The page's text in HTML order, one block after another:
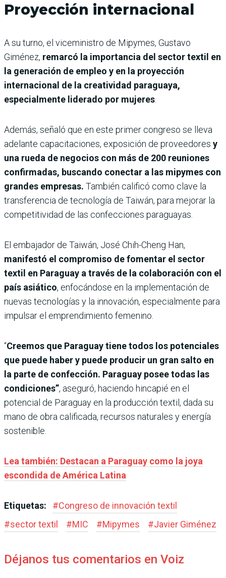
Proyección internacional
A su turno, el viceministro de Mipymes, Gustavo
Giménez, remarcó la importancia del sector textil en
la generación de empleo y en la proyección
internacional de la creatividad paraguaya,
especialmente liderado por mujeres
Además, señaló que en este primer congreso se lleva
adelante capacitaciones, exposición de proveedores y
una rueda de negocios con más de 200 reuniones
confirmadas, buscando conectar a las mipymes con
grandes empresas. También calificó como clave la
transferencia de tecnología de Taiwán, para mejorar la
competitividad de las confecciones paraguayas.
El embajador de Taiwán, José Chih-Cheng Han,
manifestó el compromiso de fomentar el sector
textil en Paraguay a través de la colaboración con el
país asiático, enfocándose en la implementación de
nuevas tecnologías y la innovación, especialmente para
impulsar el emprendimiento femenino.
“Creemos que Paraguay tiene todos los potenciales
que puede haber y puede producir un gran salto en
la parte de confección. Paraguay posee todas las
condiciones”, aseguró, haciendo hincapié en el
potencial de Paraguay en la producción textil, dada su
mano de obra calificada, recursos naturales y energía
sostenible.
Lea también: Destacan a Paraguay como la joya
escondida de América Latina
Etiquetas: #Congreso de innovación textil
#sector textil #MIC #Mipymes #Javier Giménez
Déjanos tus comentarios en Voiz